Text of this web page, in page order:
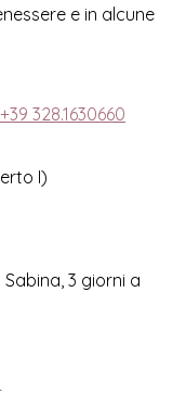
e in alcune
+39 328.1630660
I)